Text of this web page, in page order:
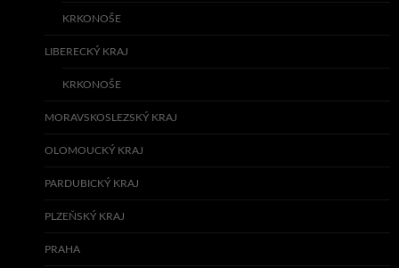
KRKONOŠE
LIBERECKÝ KRAJ
KRKONOŠE
MORAVSKOSLEZSKÝ KRAJ
OLOMOUCKÝ KRAJ
PARDUBICKÝ KRAJ
PLZEŇSKÝ KRAJ
PRAHA